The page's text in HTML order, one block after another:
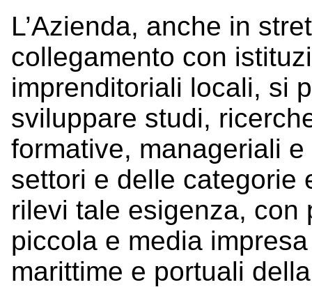
L’Azienda, anche in
collegamento con
imprenditoriali locali, si
sviluppare studi,
formative, manageriali
settori e delle categorie
rilevi tale esigenza, con
piccola e media
marittime e portuali